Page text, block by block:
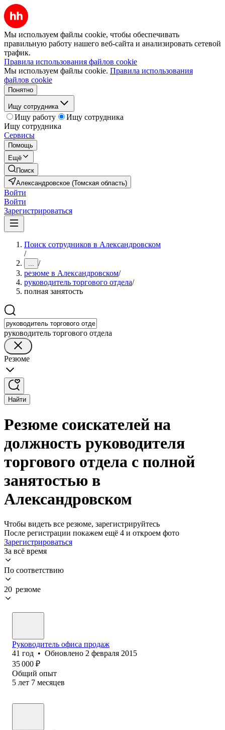
Мы используем файлы cookie, чтобы обеспечивать
правильную работу нашего веб-сайта и анализировать сетевой
трафик.
Правила использования файлов cookie
Мы используем файлы cookie. Правила использования
файлов cookie
Понятно
Ищу сотрудника
Ищу работу
Ищу сотрудника
Ищу сотрудника
Сервисы
Помощь
Ещё
Поиск
Александровское (Томская область)
Войти
Войти
Зарегистрироваться
Поиск сотрудников в Александровском
/
... /
резюме в Александровском/
руководитель торгового отдела/
полная занятость
руководитель торгового отдела
Резюме
Найти
Резюме соискателей на
должность руководителя
торгового отдела с полной
занятостью в
Александровском
Чтобы видеть все резюме, зарегистрируйтесь
После регистрации покажем ещё 4 и откроем фото
Зарегистрироваться
За всё время
По соответствию
20 резюме
Руководитель офиса продаж
41 год • Обновлено 2 февраля 2015
35 000 ₽
Общий опыт
5 лет 7 месяцев